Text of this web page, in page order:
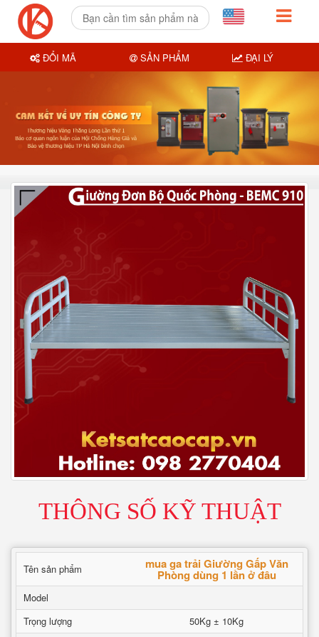
THÔNG SỐ KỸ THUẬT
Tên sản phẩm mua ga trải Giường Gấp Văn
Phòng dùng 1 lần ở đâu
Model
Trọng lượng
50Kg ± 10Kg
ĐỔI MÃ SẢN PHẨM ĐẠI LÝ